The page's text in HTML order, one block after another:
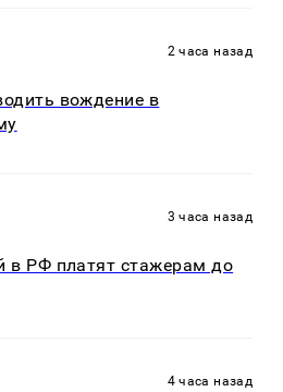
2 часа назад
вождение в
3 часа назад
в РФ платят стажерам до
4 часа назад